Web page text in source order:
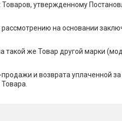
утвержденному
на основании
же Товар другой марки
и возврата уплаченной